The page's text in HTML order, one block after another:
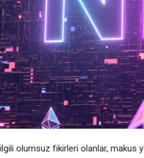
olumsuz fikirleri olanlar, makus